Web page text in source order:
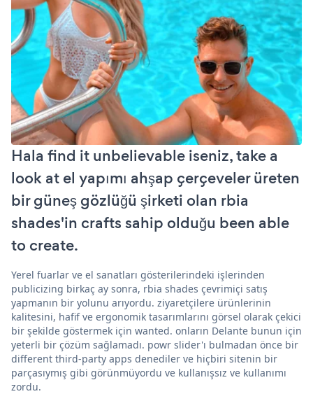
Hala find it unbelievable iseniz, take a
look at el yapımı ahşap çerçeveler üreten
bir güneş gözlüğü şirketi olan rbia
shades'in crafts sahip olduğu been able
to create.
Yerel fuarlar ve el sanatları gösterilerindeki işlerinden
publicizing birkaç ay sonra, rbia shades çevrimiçi satış
yapmanın bir yolunu arıyordu. ziyaretçilere ürünlerinin
kalitesini, hafif ve ergonomik tasarımlarını görsel olarak çekici
bir şekilde göstermek için wanted. onların Delante bunun için
yeterli bir çözüm sağlamadı. powr slider'ı bulmadan önce bir
different third-party apps denediler ve hiçbiri sitenin bir
parçasıymış gibi görünmüyordu ve kullanışsız ve kullanımı
zordu.